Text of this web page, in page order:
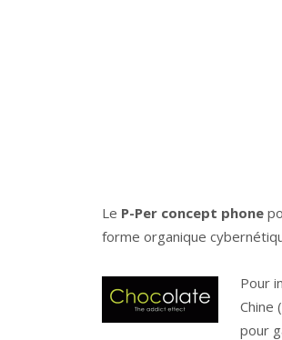
Le P-Per concept phone
forme organique
Pour
Chine (
pour